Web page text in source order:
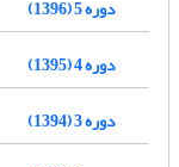
دوره 5 (1396)
دوره 4 (1395)
دوره 3 (1394)